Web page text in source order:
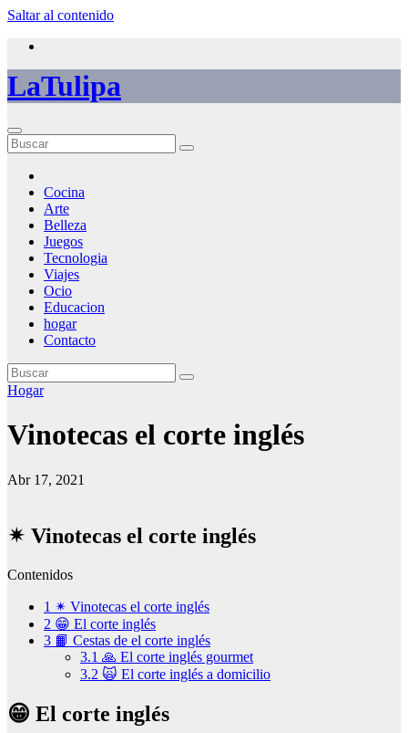
Saltar al contenido
LaTulipa
Cocina
Arte
Belleza
Juegos
Tecnologia
Viajes
Ocio
Educacion
hogar
Contacto
Hogar
Vinotecas el corte inglés
Abr 17, 2021
✴ Vinotecas el corte inglés
Contenidos
1 ✴ Vinotecas el corte inglés
2 😁 El corte inglés
3 📙 Cestas de el corte inglés
3.1 🙏 El corte inglés gourmet
3.2 🙀 El corte inglés a domicilio
😁 El corte inglés